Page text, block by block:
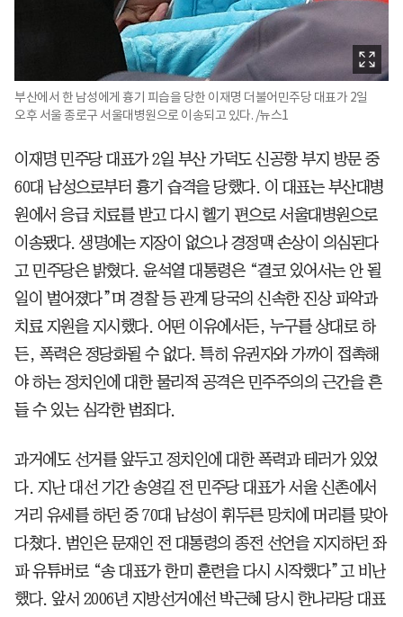
부산에서 한 남성에게 흉기 피습을 당한 이재명 더불어민주당 대표가 2일
오후 서울 종로구 서울대병원으로 이송되고 있다. /뉴스1
이재명 민주당 대표가 2일 부산 가덕도 신공항 부지 방문 중
60대 남성으로부터 흉기 습격을 당했다. 이 대표는 부산대병
원에서 응급 치료를 받고 다시 헬기 편으로 서울대병원으로
이송됐다. 생명에는 지장이 없으나 경정맥 손상이 의심된다
고 민주당은 밝혔다. 윤석열 대통령은 “결코 있어서는 안 될
일이 벌어졌다”며 경찰 등 관계 당국의 신속한 진상 파악과
치료 지원을 지시했다. 어떤 이유에서든, 누구를 상대로 하
든, 폭력은 정당화될 수 없다. 특히 유권자와 가까이 접촉해
야 하는 정치인에 대한 물리적 공격은 민주주의의 근간을 흔
들 수 있는 심각한 범죄다.
과거에도 선거를 앞두고 정치인에 대한 폭력과 테러가 있었
다. 지난 대선 기간 송영길 전 민주당 대표가 서울 신촌에서
거리 유세를 하던 중 70대 남성이 휘두른 망치에 머리를 맞아
다쳤다. 범인은 문재인 전 대통령의 종전 선언을 지지하던 좌
파 유튜버로 “송 대표가 한미 훈련을 다시 시작했다”고 비난
했다. 앞서 2006년 지방선거에선 박근혜 당시 한나라당 대표